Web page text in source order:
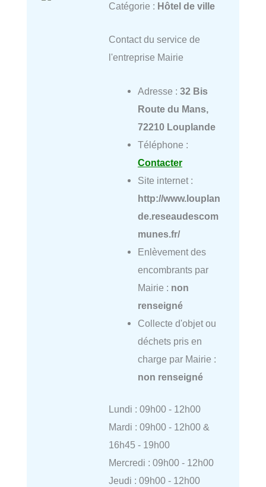
Catégorie : Hôtel de ville
Contact du service de
l'entreprise Mairie
Adresse : 32 Bis
Route du Mans,
72210 Louplande
Téléphone :
Contacter
Site internet :
http://www.louplan
de.reseaudescom
munes.fr/
Enlèvement des
encombrants par
Mairie : non
renseigné
Collecte d'objet ou
déchets pris en
charge par Mairie :
non renseigné
Lundi : 09h00 - 12h00
Mardi : 09h00 - 12h00 &
16h45 - 19h00
Mercredi : 09h00 - 12h00
Jeudi : 09h00 - 12h00